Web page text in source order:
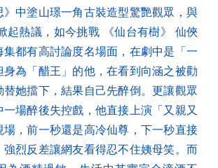
中塗山璟一角古裝造型驚艷觀眾，與
起熱議，如今挑戰 《仙台有樹》 仙俠
都有高討論度名場面，在劇中是「一
為「醋王」的他，在看到向涵之被勸
她擋下，結果自己先醉倒。更讓觀眾
場醉後失控戲，他直接上演「又親又
，前一秒還是高冷仙尊，下一秒直接
烈反差讓網友看得忍不住姨母笑。而